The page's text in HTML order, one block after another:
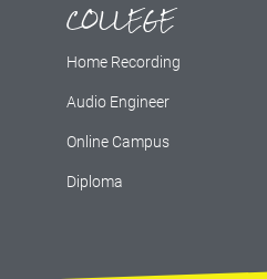
COLLEGE
Home Recording
Audio Engineer
Online Campus
Diploma